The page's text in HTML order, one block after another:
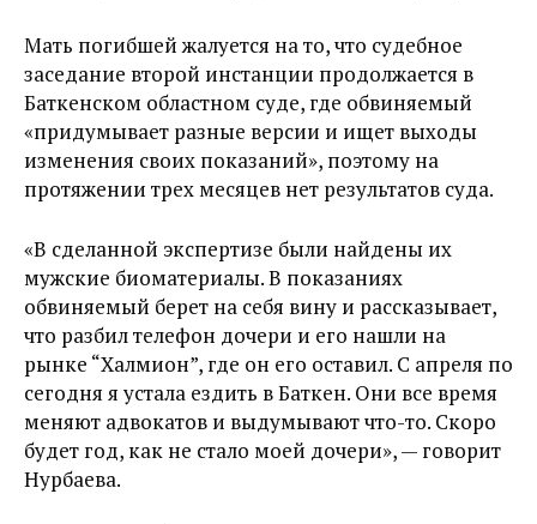
Мать погибшей жалуется на то, что судебное
заседание второй инстанции продолжается в
Баткенском областном суде, где обвиняемый
«придумывает разные версии и ищет выходы
изменения своих показаний», поэтому на
протяжении трех месяцев нет результатов суда.
«В сделанной экспертизе были найдены их
мужские биоматериалы. В показаниях
обвиняемый берет на себя вину и рассказывает,
что разбил телефон дочери и его нашли на
рынке “Халмион”, где он его оставил. С апреля по
сегодня я устала ездить в Баткен. Они все время
меняют адвокатов и выдумывают что-то. Скоро
будет год, как не стало моей дочери», — говорит
Нурбаева.